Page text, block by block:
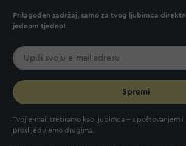
Prilagođen sadržaj, samo za tvog ljubimca
jednom tjedno!
Spremi
Tvoj e-mail tretiramo kao ljubimca - s poštovanjem i
proslijeđujemo drugima.